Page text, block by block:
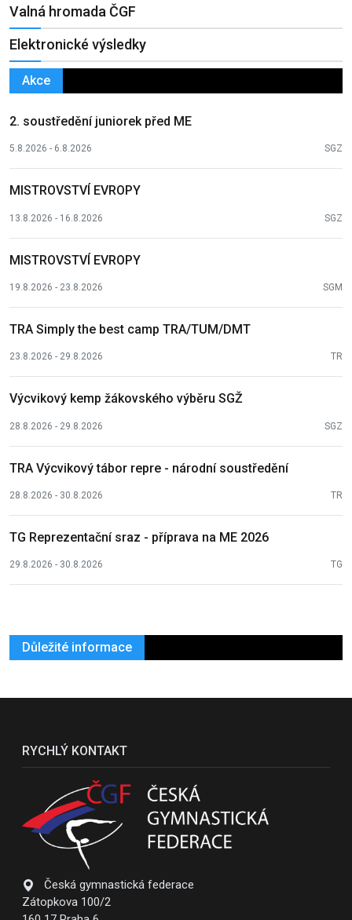
Valná hromada ČGF
Elektronické výsledky
Akce
2. soustředění juniorek před ME
5.8.2026 - 6.8.2026 SGZ
MISTROVSTVÍ EVROPY
13.8.2026 - 16.8.2026 SGZ
MISTROVSTVÍ EVROPY
19.8.2026 - 23.8.2026 SGM
TRA Simply the best camp TRA/TUM/DMT
23.8.2026 - 29.8.2026 TR
Výcvikový kemp žákovského výběru SGŽ
28.8.2026 - 29.8.2026 SGZ
TRA Výcvikový tábor repre - národní soustředění
28.8.2026 - 30.8.2026 TR
TG Reprezentační sraz - příprava na ME 2026
29.8.2026 - 30.8.2026 TG
Důležité informace
RYCHLÝ KONTAKT
Česká gymnastická federace
Zátopkova 100/2